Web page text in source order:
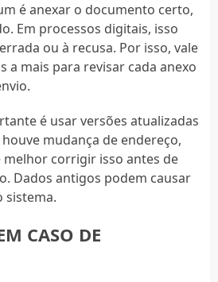
é anexar o documento certo,
Em processos digitais, isso
ou à recusa. Por isso, vale
a mais para revisar cada anexo
é usar versões atualizadas
mudança de endereço,
melhor corrigir isso antes de
Dados antigos podem causar
sistema.
CASO DE